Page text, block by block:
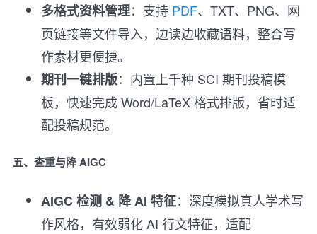
多格式资料管理：支持 PDF、TXT、PNG、网
页链接等文件导入，边读边收藏语料，整合写
作素材更便捷。
期刊一键排版：内置上千种 SCI 期刊投稿模
板，快速完成 Word/LaTeX 格式排版，省时适
配投稿规范。
五、查重与降 AIGC
AIGC 检测 & 降 AI 特征：深度模拟真人学术写
作风格，有效弱化 AI 行文特征，适配